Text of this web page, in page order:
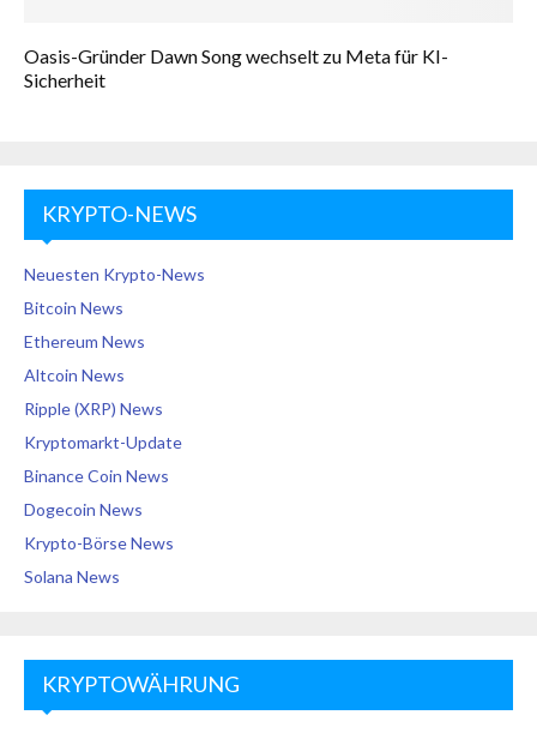
Oasis-Gründer Dawn Song wechselt zu Meta für KI-
Sicherheit
KRYPTO-NEWS
Neuesten Krypto-News
Bitcoin News
Ethereum News
Altcoin News
Ripple (XRP) News
Kryptomarkt-Update
Binance Coin News
Dogecoin News
Krypto-Börse News
Solana News
KRYPTOWÄHRUNG